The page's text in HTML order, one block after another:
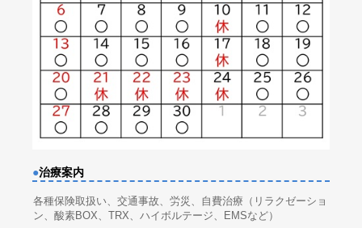
●治療案内
各種保険取扱い、交通事故、労災、自費治療（リラクゼーショ
ン、酸素BOX、TRX、ハイボルテージ、EMSなど）